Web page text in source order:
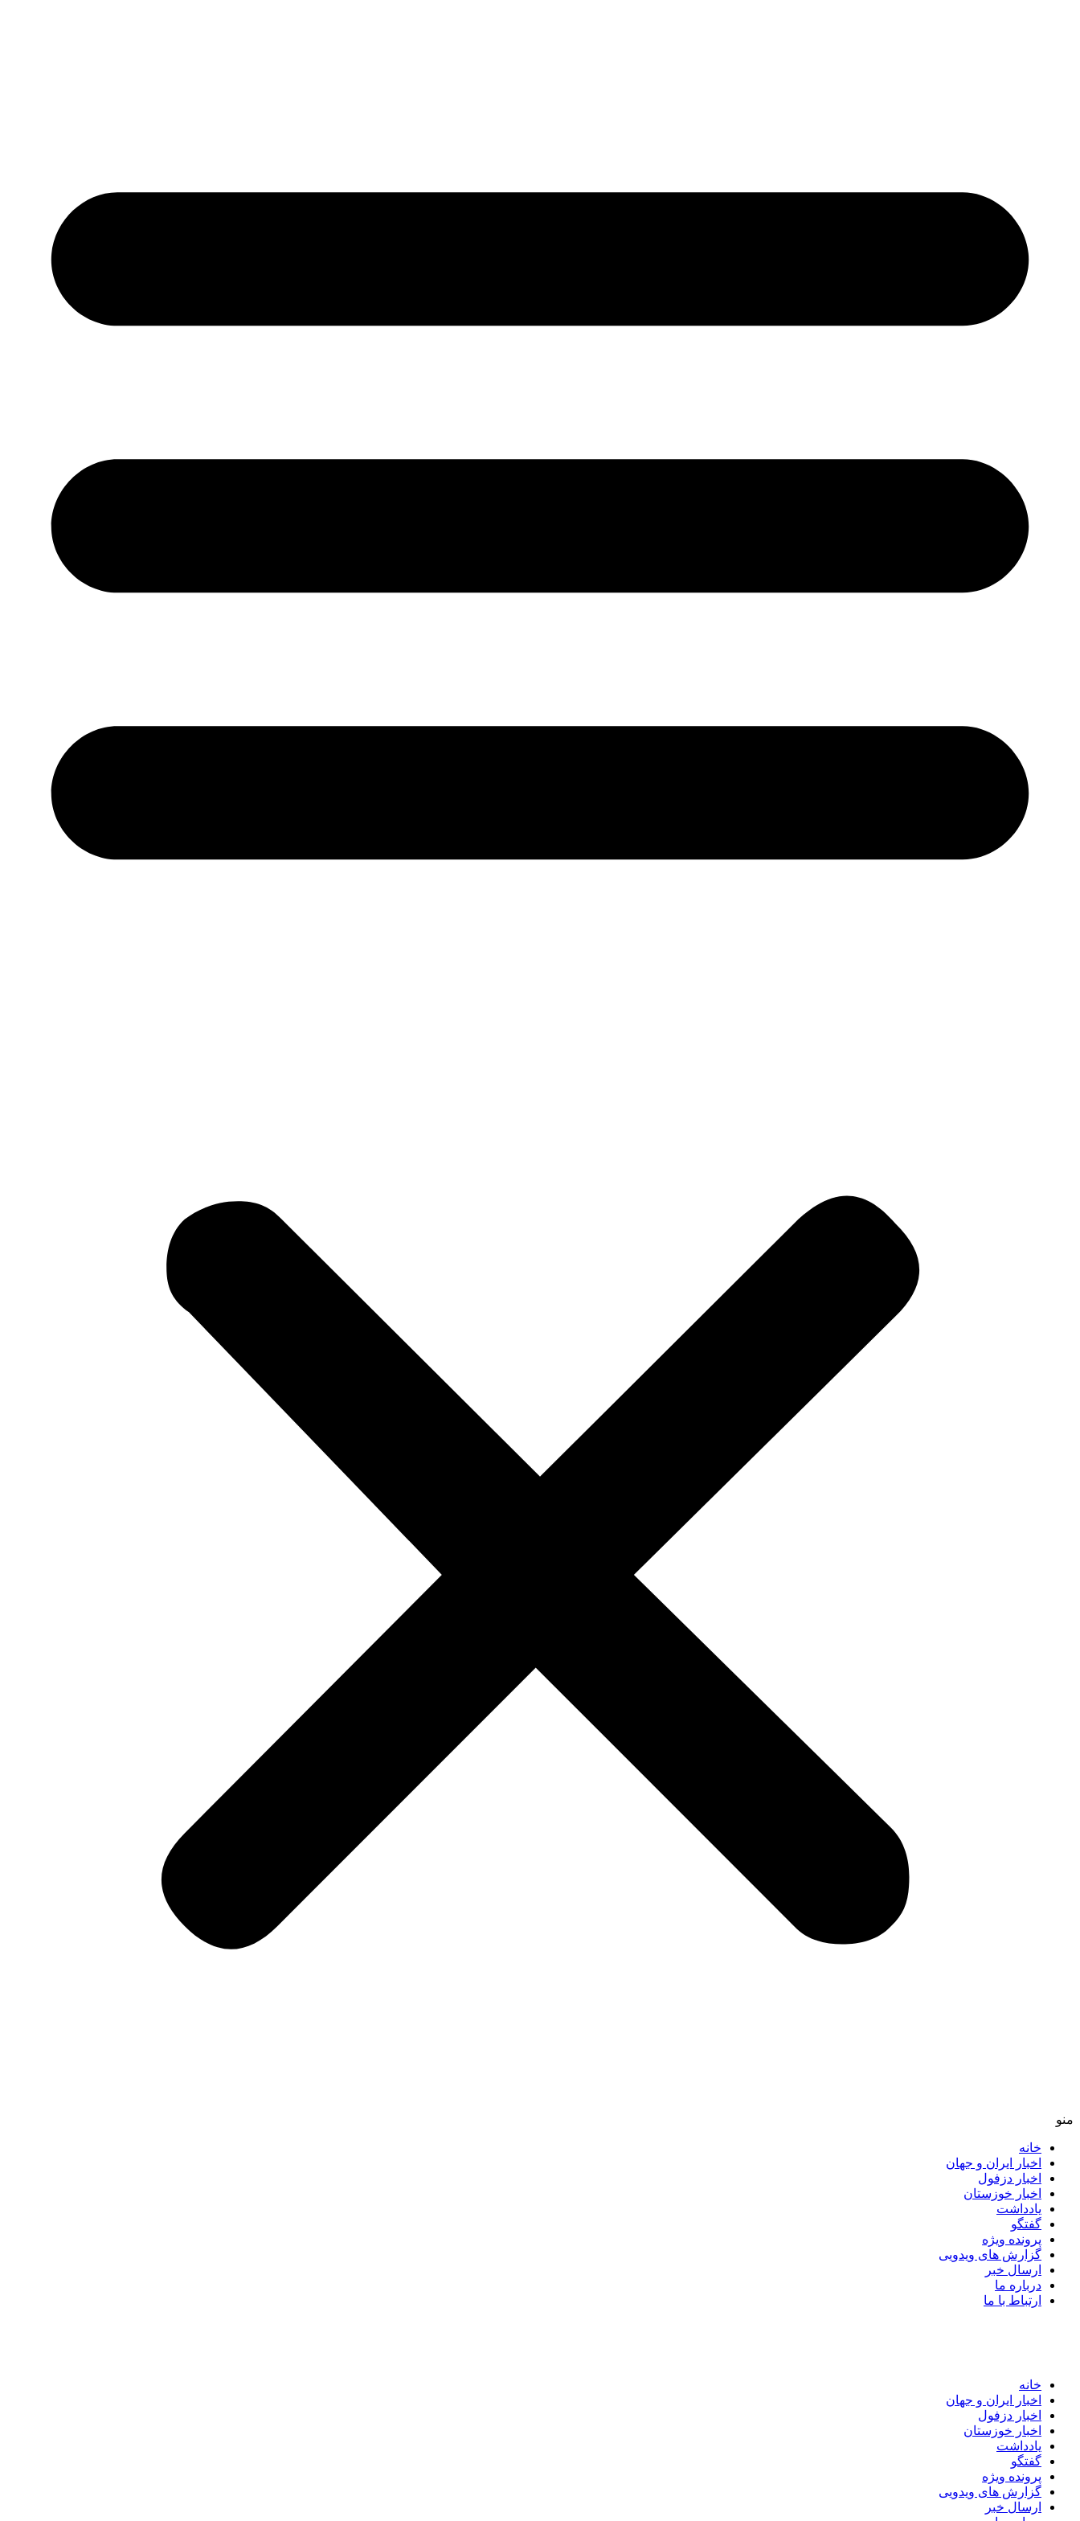
منو
خانه
اخبار ایران و جهان
اخبار دزفول
اخبار خوزستان
یادداشت
گفتگو
پرونده ویژه
گزارش های ویدویی
ارسال خبر
درباره ما
ارتباط با ما
خانه
اخبار ایران و جهان
اخبار دزفول
اخبار خوزستان
یادداشت
گفتگو
پرونده ویژه
گزارش های ویدویی
ارسال خبر